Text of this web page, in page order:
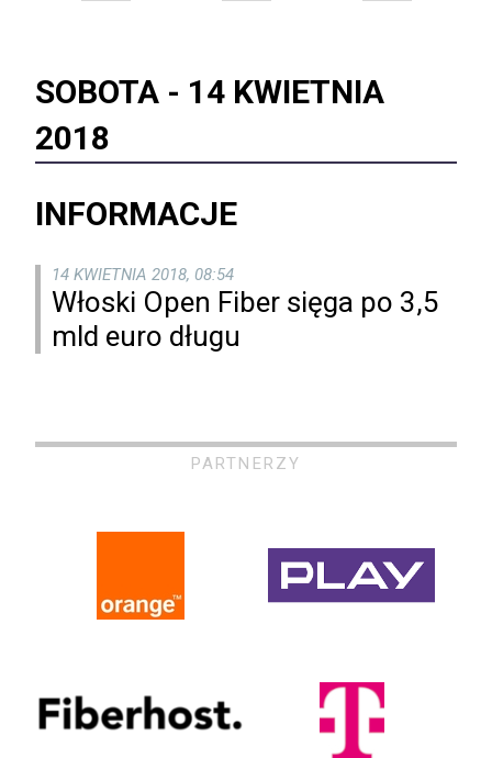
SOBOTA - 14 KWIETNIA
2018
INFORMACJE
14 KWIETNIA 2018, 08:54
Włoski Open Fiber sięga po 3,5
mld euro długu
PARTNERZY